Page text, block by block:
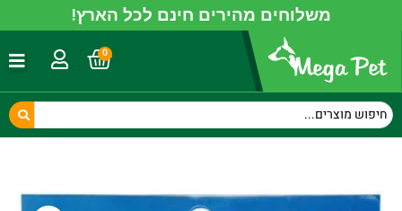
משלוחים מהירים חינם לכל הארץ!
0